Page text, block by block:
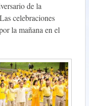
de la
celebraciones
la mañana en el